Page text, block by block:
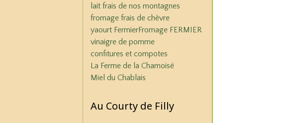
lait frais de nos montagnes
fromage frais de chèvre
yaourt FermierFromage FERMIER
vinaigre de pomme
confitures et compotes
La Ferme de la Chamoisé
Miel du Chablais
Au Courty de Filly